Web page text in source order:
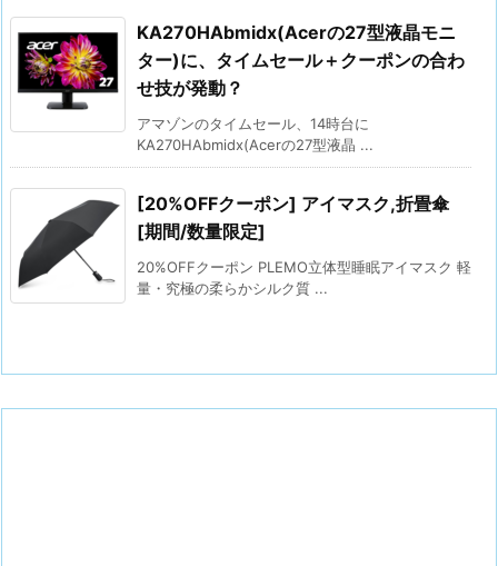
KA270HAbmidx(Acerの27型液晶モニ
ター)に、タイムセール＋クーポンの合わ
せ技が発動？
アマゾンのタイムセール、14時台に
KA270HAbmidx(Acerの27型液晶 ...
[20%OFFクーポン] アイマスク,折畳傘
[期間/数量限定]
20%OFFクーポン PLEMO立体型睡眠アイマスク 軽
量・究極の柔らかシルク質 ...